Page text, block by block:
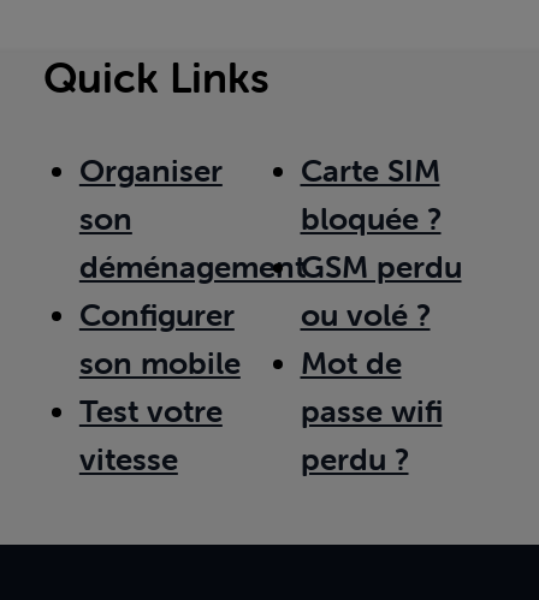
Quick Links
Organiser
son
déménagement
Configurer
son mobile
Test votre
vitesse
Carte SIM
bloquée ?
GSM perdu
ou volé ?
Mot de
passe wifi
perdu ?